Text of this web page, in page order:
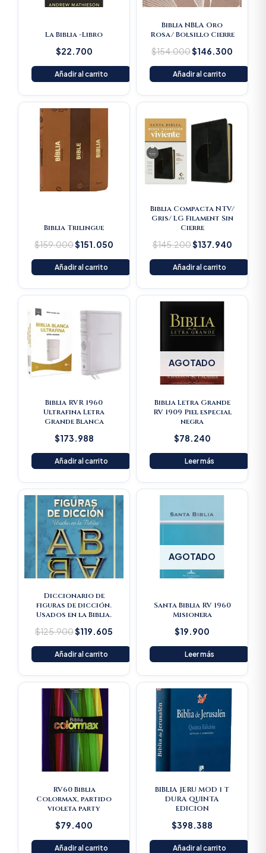
La Biblia -Libro
$22.700
Añadir al carrito
Biblia NBLA Oro
Rosa/ Bolsillo Cierre
$154.000$146.300
Añadir al carrito
Biblia Trilingue
$159.000
Original
$159.000.
$151.050
Current
$151.050.
Añadir al carrito
Biblia Compacta NTV/
Gris/ LG Filament Sin
Cierre
$145.200
was:
$145.200.
$137.940
Current
is:
Añadir al carrito
Biblia RVR 1960
Ultrafina Letra
Grande Blanca
$173.988
Añadir al carrito
AGOTADO
Biblia Letra Grande
RV 1909 Piel especial
negra
$78.240
Leer más
Diccionario de
figuras de dicción.
Usados en la Biblia.
$125.900
Original
price
was:
$125.900.
$119.605
Current
price
Añadir al carrito
AGOTADO
Santa Biblia RV 1960
Misionera
$19.900
Leer más
RV60 Biblia
Colormax, partido
violeta party
$79.400
Añadir al carrito
BIBLIA JERU MOD 1 T
DURA QUINTA
EDICION
$398.388
Añadir al carrito